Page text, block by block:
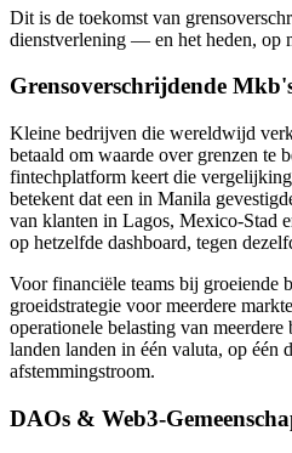
Dit is de toekomst van
dienstverlening — en het heden, op
Grensoverschrijdende
Kleine bedrijven die wereldwijd
betaald om waarde over grenzen te
fintechplatform keert die
betekent dat een in Manila
van klanten in Lagos, Mexico-Stad
op hetzelfde dashboard, tegen
Voor financiële teams bij groeiende
groeidstrategie voor meerdere
operationele belasting van
landen landen in één valuta, op één
afstemmingstroom.
DAOs & Web3-